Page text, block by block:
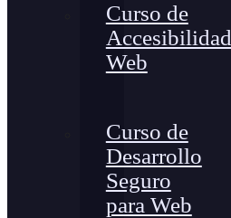
Curso de
Accesibilidad
Web
Curso de
Desarrollo
Seguro
para Web